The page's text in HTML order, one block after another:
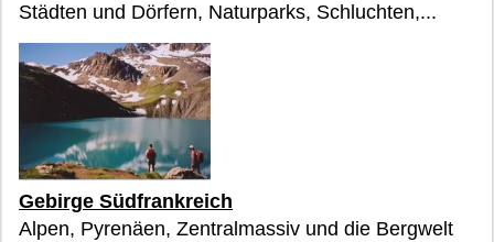
Städten und Dörfern, Naturparks, Schluchten,...
Gebirge Südfrankreich
Alpen, Pyrenäen, Zentralmassiv und die Bergwelt